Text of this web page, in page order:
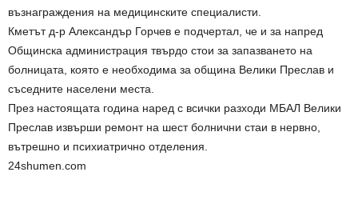
възнаграждения на медицинските специалисти.
Кметът д-р Александър Горчев е подчертал, че и за напред
Общинска администрация твърдо стои за запазването на
болницата, която е необходима за община Велики Преслав и
съседните населени места.
През настоящата година наред с всички разходи МБАЛ Велики
Преслав извърши ремонт на шест болнични стаи в нервно,
вътрешно и психиатрично отделения.
24shumen.com